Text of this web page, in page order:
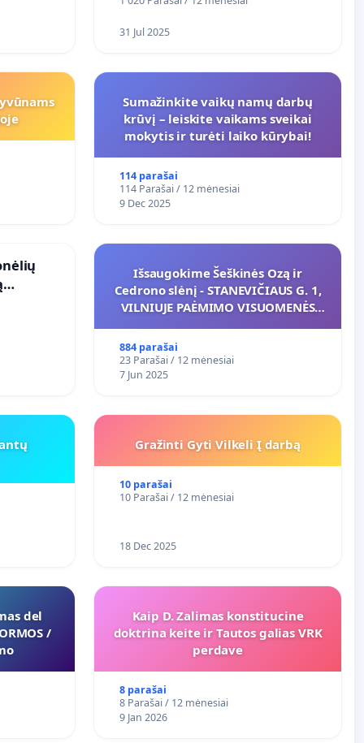
31 Jul 2025
Sumažinkite vaikų namų darbų
krūvį – leiskite vaikams sveikai
mokytis ir turėti laiko kūrybai!
114 parašai
114 Parašai / 12 mėnesiai
9 Dec 2025
Išsaugokime Šeškinės Ozą ir
Cedrono slėnį - STANEVIČIAUS G. 1,
VILNIUJE PAĖMIMO VISUOMENĖS
PRITAIKYMO VIEŠAJAI ŽELDYNŲ
FUNKCIJAI
884 parašai
23 Parašai / 12 mėnesiai
7 Jun 2025
Gražinti Gyti Vilkeli Į darbą
10 parašai
10 Parašai / 12 mėnesiai
18 Dec 2025
del
/
Kaip D. Zalimas konstitucine
doktrina keite ir Tautos galias VRK
perdave
8 parašai
8 Parašai / 12 mėnesiai
9 Jan 2026